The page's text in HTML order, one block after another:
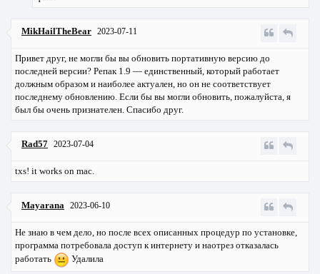
MikHailTheBear 2023-07-11
Привет друг, не могли бы вы обновить портативную версию до
последней версии? Репак 1.9 — единственный, который работает
должным образом и наиболее актуален, но он не соответствует
последнему обновлению. Если бы вы могли обновить, пожалуйста, я
был бы очень признателен. Спасибо друг.
Rad57 2023-07-04
txs! it works on mac.
Mayarana 2023-06-10
Не знаю в чем дело, но после всех описанных процедур по установке,
программа потребовала доступ к интернету и наотрез отказалась
работать
Удалила